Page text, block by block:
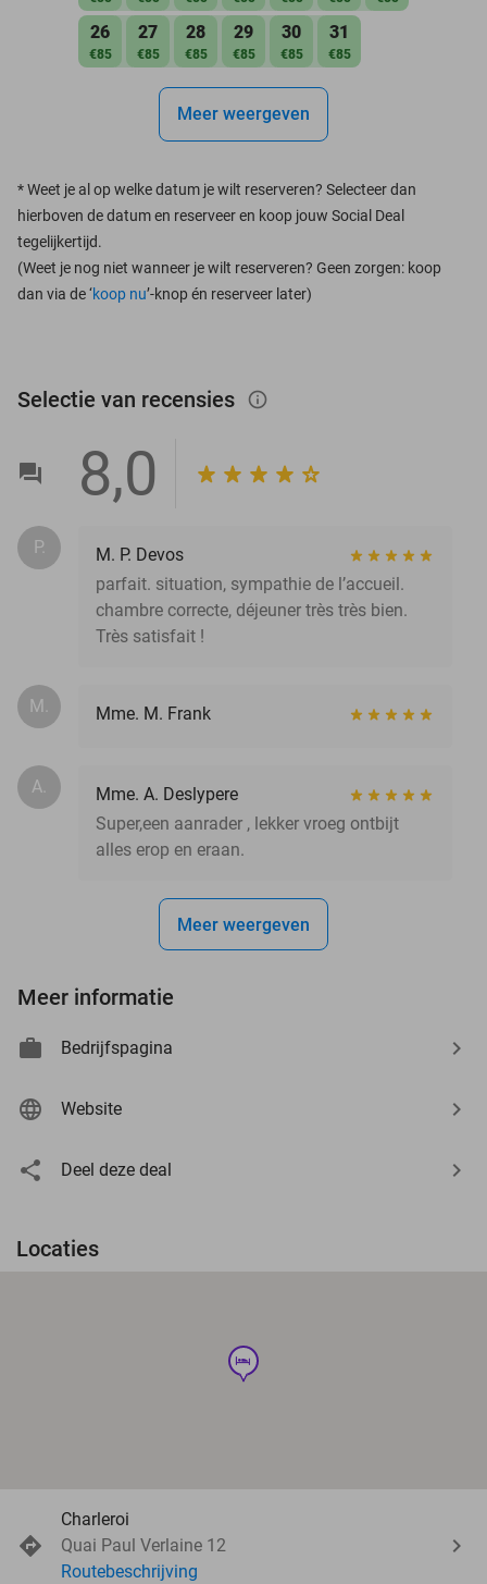
26
€85
27
€85
28
€85
29
€85
30
€85
31
€85
Meer weergeven
*Weet je al op welke datum je wilt reserveren? Selecteer dan
hierboven de datum en reserveer en koop jouw Social Deal
tegelijkertijd.
(Weet je nog niet wanneer je wilt reserveren? Geen zorgen: koop
dan via de ‘koop nu’-knop én reserveer later)
Selectie van recensies info_outlined
8,0
P.
M. P. Devos
parfait. situation, sympathie de l’accueil.
chambre correcte, déjeuner très très bien.
Très satisfait !
M. Mme. M. Frank
A.
Mme. A. Deslypere
Super,een aanrader , lekker vroeg ontbijt
alles erop en eraan.
Meer weergeven
Meer informatie
Bedrijfspagina
Website
Deel deze deal
Locaties
hotel
Charleroi
Quai Paul Verlaine 12
Routebeschrijving